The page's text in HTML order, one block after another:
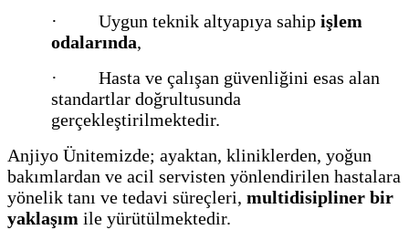
· Uygun teknik altyapıya sahip işlem
odalarında,
· Hasta ve çalışan güvenliğini esas alan
standartlar doğrultusunda
gerçekleştirilmektedir.
Anjiyo Ünitemizde; ayaktan, kliniklerden, yoğun
bakımlardan ve acil servisten yönlendirilen hastalara
yönelik tanı ve tedavi süreçleri, multidisipliner bir
yaklaşım ile yürütülmektedir.